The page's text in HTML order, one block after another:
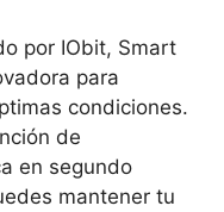
por IObit, Smart
para
condiciones.
de
en segundo⁢
mantener tu